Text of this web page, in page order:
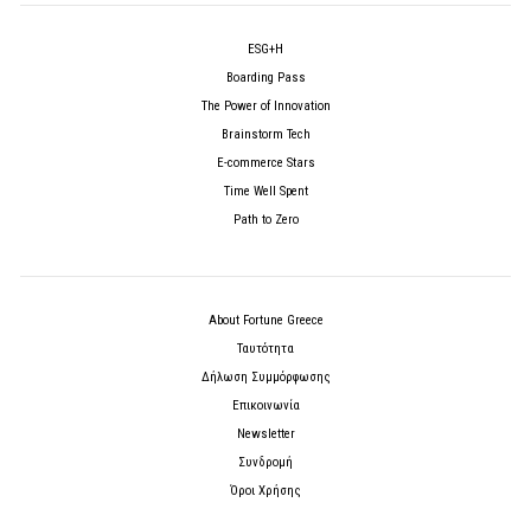
ESG+H
Boarding Pass
The Power of Innovation
Brainstorm Tech
E-commerce Stars
Time Well Spent
Path to Zero
About Fortune Greece
Ταυτότητα
Δήλωση Συμμόρφωσης
Επικοινωνία
Newsletter
Συνδρομή
Όροι Χρήσης